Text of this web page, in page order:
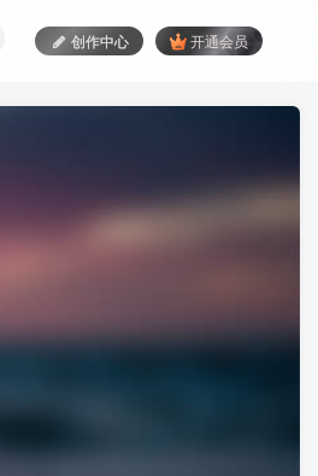
创作中心 开通会员